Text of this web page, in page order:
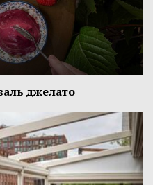
джелато